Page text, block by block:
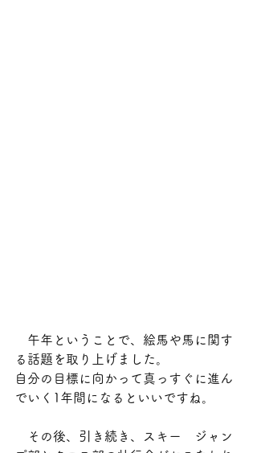
午年ということで、絵馬や馬に関す
る話題を取り上げました。
自分の目標に向かって真っすぐに進ん
でいく1年間になるといいですね。
その後、引き続き、スキー　ジャン